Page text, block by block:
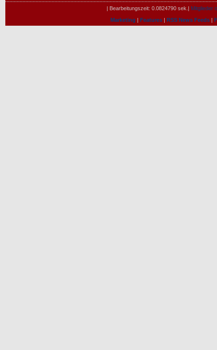
| Bearbeitungszeit: 0.0824790 sek.| Mitglieder
Marketing | Features| RSS News Feeds|